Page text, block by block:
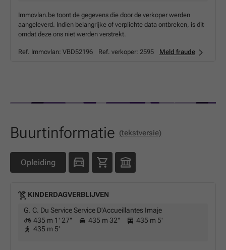
Immovlan.be toont de gegevens die door de verkoper werden
aangeleverd. Indien belangrijke of verplichte data ontbreken, is dit
omdat deze ons niet werden verstrekt.
Ref. Immovlan: VBD52196 Ref. verkoper: 2595 Meld fraude
Buurtinformatie (tekstversie)
Opleiding
KINDERDAGVERBLIJVEN
G. C. Du Service Service D'Accueillantes Imaje
435 m 1' 27''
435 m 32''
435 m 5'
435 m 5'